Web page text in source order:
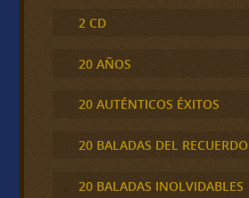
2 CD
20 AÑOS
20 AUTÉNTICOS ÉXITOS
20 BALADAS DEL RECUERDO
20 BALADAS INOLVIDABLES